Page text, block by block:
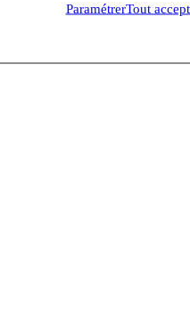
ParamétrerTout